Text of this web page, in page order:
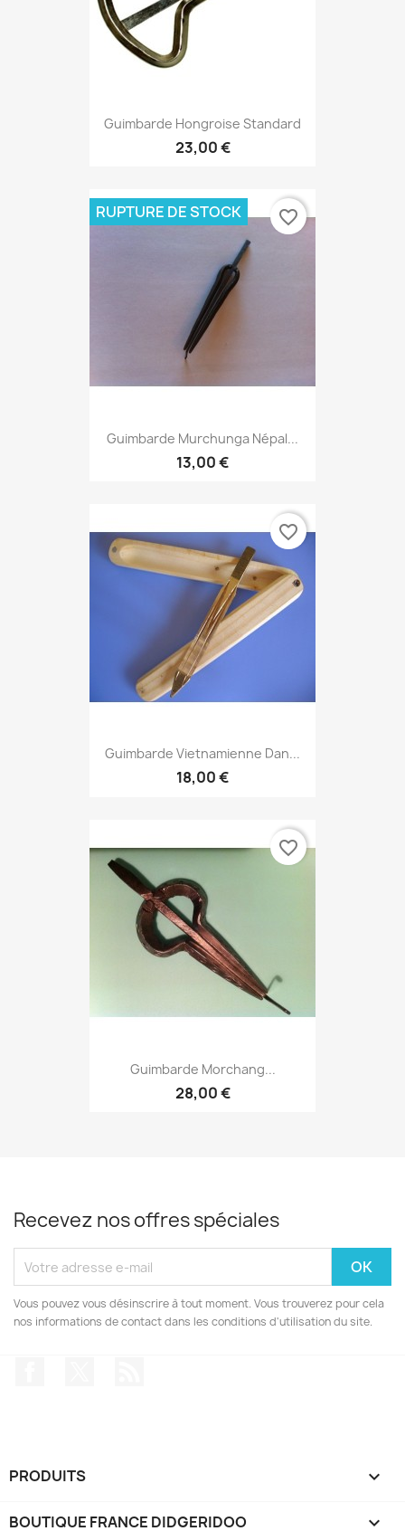
Guimbarde Hongroise Standard
23,00 €
Guimbarde Murchunga Népal...
13,00 €
RUPTURE DE STOCK favorite_border
Guimbarde Vietnamienne Dan...
18,00 €
favorite_border
Guimbarde Morchang...
28,00 €
favorite_border
Recevez nos offres spéciales
Vous pouvez vous désinscrire à tout moment. Vous trouverez pour cela
nos informations de contact dans les conditions d'utilisation du site.
PRODUITS 
BOUTIQUE FRANCE DIDGERIDOO 